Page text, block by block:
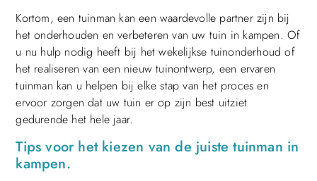
Kortom, een tuinman kan een waardevolle partner zijn bij
het onderhouden en verbeteren van uw tuin in kampen. Of
u nu hulp nodig heeft bij het wekelijkse tuinonderhoud of
het realiseren van een nieuw tuinontwerp, een ervaren
tuinman kan u helpen bij elke stap van het proces en
ervoor zorgen dat uw tuin er op zijn best uitziet
gedurende het hele jaar.
Tips voor het kiezen van de juiste tuinman in
kampen.